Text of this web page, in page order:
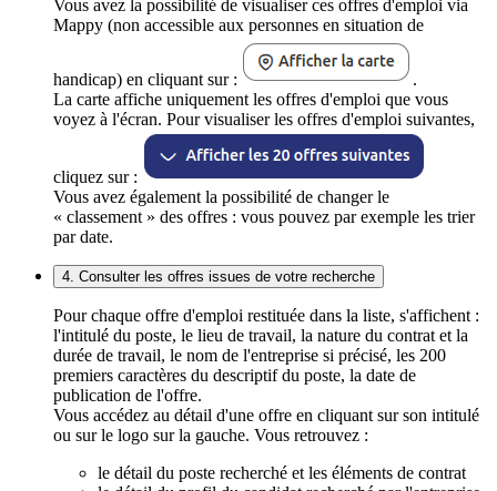
Vous avez la possibilité de visualiser ces offres d'emploi via
Mappy (non accessible aux personnes en situation de
handicap) en cliquant sur :
.
La carte affiche uniquement les offres d'emploi que vous
voyez à l'écran. Pour visualiser les offres d'emploi suivantes,
cliquez sur :
Vous avez également la possibilité de changer le
« classement » des offres : vous pouvez par exemple les trier
par date.
4. Consulter les offres issues de votre recherche
Pour chaque offre d'emploi restituée dans la liste, s'affichent :
l'intitulé du poste, le lieu de travail, la nature du contrat et la
durée de travail, le nom de l'entreprise si précisé, les 200
premiers caractères du descriptif du poste, la date de
publication de l'offre.
Vous accédez au détail d'une offre en cliquant sur son intitulé
ou sur le logo sur la gauche. Vous retrouvez :
le détail du poste recherché et les éléments de contrat